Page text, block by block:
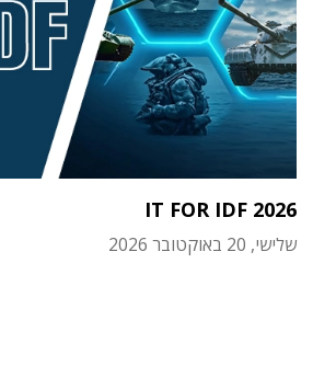
IT FOR IDF 2026
שלישי, 20 באוקטובר 2026